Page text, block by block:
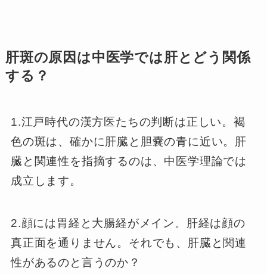
肝斑の原因は中医学では肝とどう関係
する？
1.江戸時代の漢方医たちの判断は正しい。褐
色の斑は、確かに肝臓と胆嚢の青に近い。肝
臓と関連性を指摘するのは、中医学理論では
成立します。
2.顔には胃経と大腸経がメイン。肝経は顔の
真正面を通りません。それでも、肝臓と関連
性があるのと言うのか？